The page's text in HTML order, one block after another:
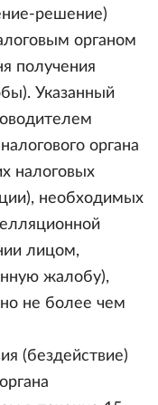
решение)
органом
получения
Указанный
органа
налоговых
необходимых
лицом,
жалобу),
не более чем
(бездействие)